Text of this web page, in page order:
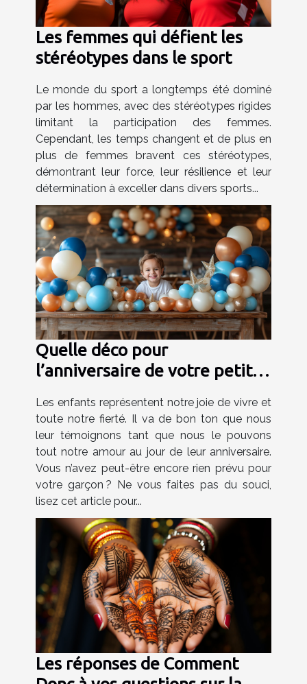
Les femmes qui défient les
stéréotypes dans le sport
Le monde du sport a longtemps été dominé
par les hommes, avec des stéréotypes rigides
limitant la participation des femmes.
Cependant, les temps changent et de plus en
plus de femmes bravent ces stéréotypes,
démontrant leur force, leur résilience et leur
détermination à exceller dans divers sports...
Quelle déco pour
l’anniversaire de votre petit
Les enfants représentent notre joie de vivre et
toute notre fierté. Il va de bon ton que nous
leur témoignons tant que nous le pouvons
tout notre amour au jour de leur anniversaire.
Vous n’avez peut-être encore rien prévu pour
votre garçon ? Ne vous faites pas du souci,
lisez cet article pour...
Les réponses de Comment